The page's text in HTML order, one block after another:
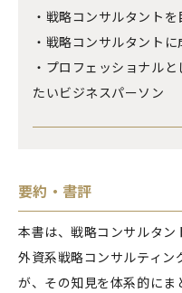
・戦略コンサルタント
・戦略コンサルタント
・プロフェッショナル
たいビジネスパーソン
要約・書評
本書は、戦略コンサルタン
外資系戦略コンサルティ
が、その知見を体系的にま